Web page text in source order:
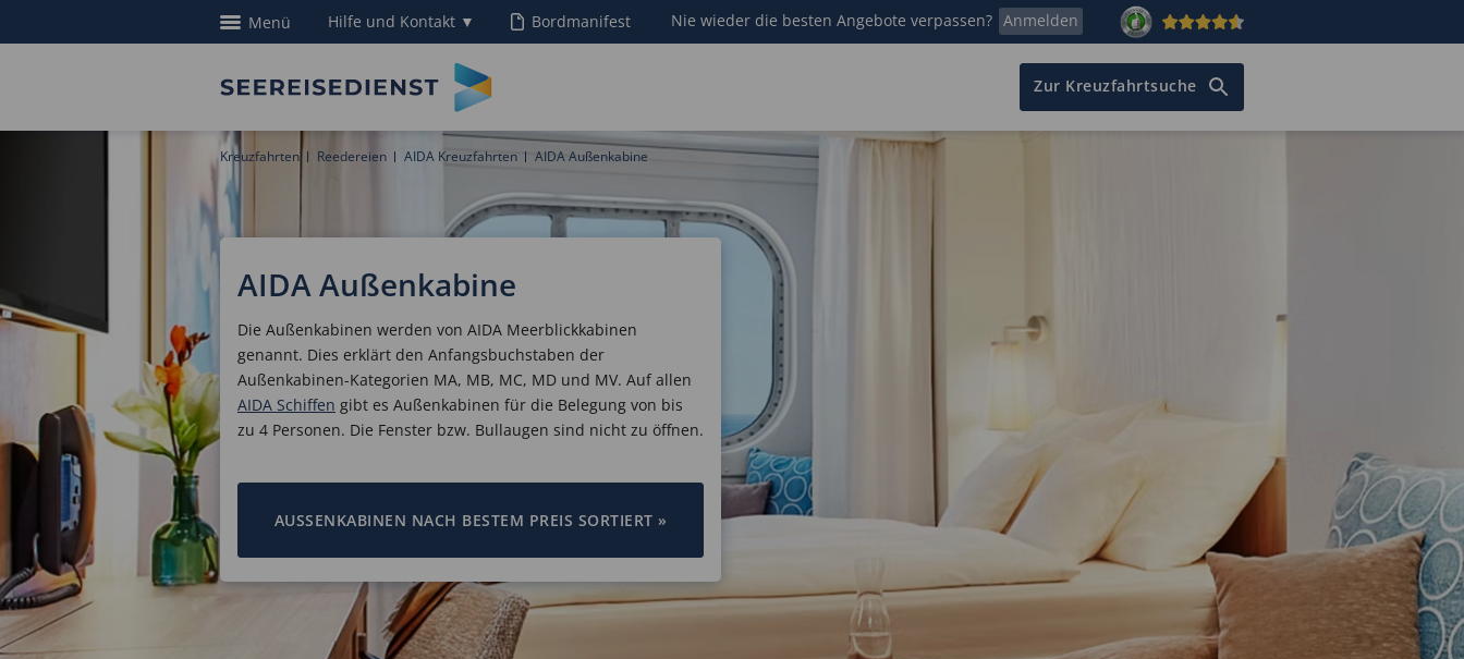
Menü Hilfe und Kontakt ▼ Bordmanifest Nie wieder die besten Angebote verpassen? Anmelden
Zur Kreuzfahrtsuche
Kreuzfahrten Reedereien AIDA Kreuzfahrten AIDA Außenkabine
AIDA Außenkabine
Die Außenkabinen werden von AIDA Meerblickkabinen
genannt. Dies erklärt den Anfangsbuchstaben der
Außenkabinen-Kategorien MA, MB, MC, MD und MV. Auf allen
AIDA Schiffen gibt es Außenkabinen für die Belegung von bis
zu 4 Personen. Die Fenster bzw. Bullaugen sind nicht zu öffnen.
AUSSENKABINEN NACH BESTEM PREIS SORTIERT »